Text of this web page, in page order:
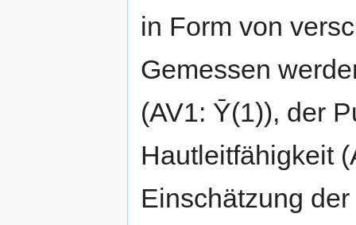
in Form von
Gemessen
(AV1: Ȳ(1)), der
Hautleitfähigkeit
Einschätzung